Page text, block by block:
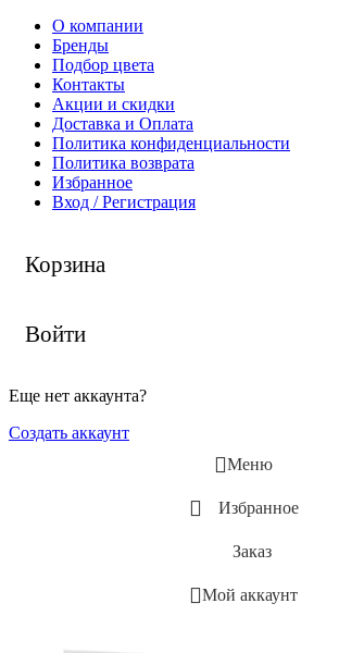
О компании
Бренды
Подбор цвета
Контакты
Акции и скидки
Доставка и Оплата
Политика конфиденциальности
Политика возврата
Избранное
Вход / Регистрация
Корзина
Войти
Еще нет аккаунта?
Создать аккаунт
Меню
Избранное
Заказ
Мой аккаунт